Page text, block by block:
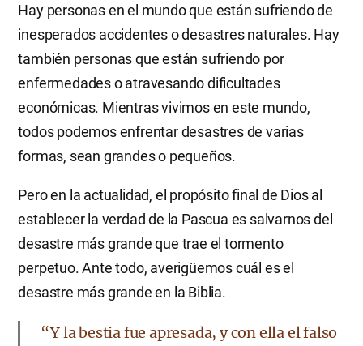
Hay personas en el mundo que están sufriendo de
inesperados accidentes o desastres naturales. Hay
también personas que están sufriendo por
enfermedades o atravesando dificultades
económicas. Mientras vivimos en este mundo,
todos podemos enfrentar desastres de varias
formas, sean grandes o pequeños.
Pero en la actualidad, el propósito final de Dios al
establecer la verdad de la Pascua es salvarnos del
desastre más grande que trae el tormento
perpetuo. Ante todo, averigüemos cuál es el
desastre más grande en la Biblia.
“Y la bestia fue apresada, y con ella el falso